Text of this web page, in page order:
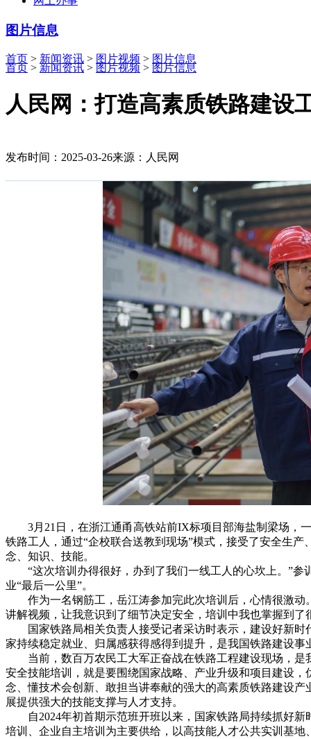
图片信息
首页 > 新闻资讯 > 图片视频 > 图片信息
首页 > 新闻资讯 > 图片视频 > 图片信息
人民网：打造高素质铁路建设
发布时间：2025-03-26来源：人民网
3月21日，在浙江通甬高铁站前IX标项目部海盐制梁场，
铁路工人，通过“企校联合送教到现场”模式，接受了安全生
念、知识、技能。
“这次培训办得很好，办到了我们一线工人的心坎上。”参
业“最后一公里”。
作为一名钢筋工，岳江涛参加完此次培训后，心情很激动
讲解视频，让我意识到了细节决定安全，培训中我也掌握到
国家铁路局相关负责人接受记者采访时表示，建设好新时
家持续稳定就业、归属感获得感得到提升，是我国铁路建设事
当前，数百万农民工大军正奋战在铁路工程建设现场，是
安全技能培训，就是要围绕国家战略、产业升级和项目建设
念、懂技术会创新、敢担当讲奉献的强大的高素质铁路建设
展提供强大的技能支撑与人才支持。
自2024年初首期示范班开班以来，国家铁路局持续抓好新
培训、企业自主培训为主要供给，以高技能人才公共实训基